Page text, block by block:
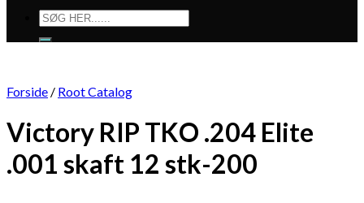
Søg
efter:
Forside / Root Catalog
Victory RIP TKO .204 Elite
.001 skaft 12 stk-200